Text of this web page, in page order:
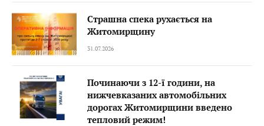
Страшна спека рухається на
Житомирщину
31.07.2026
Починаючи з 12-ї години, на
нижчевказаних автомобільних
дорогах Житомирщини введено
тепловий режим!